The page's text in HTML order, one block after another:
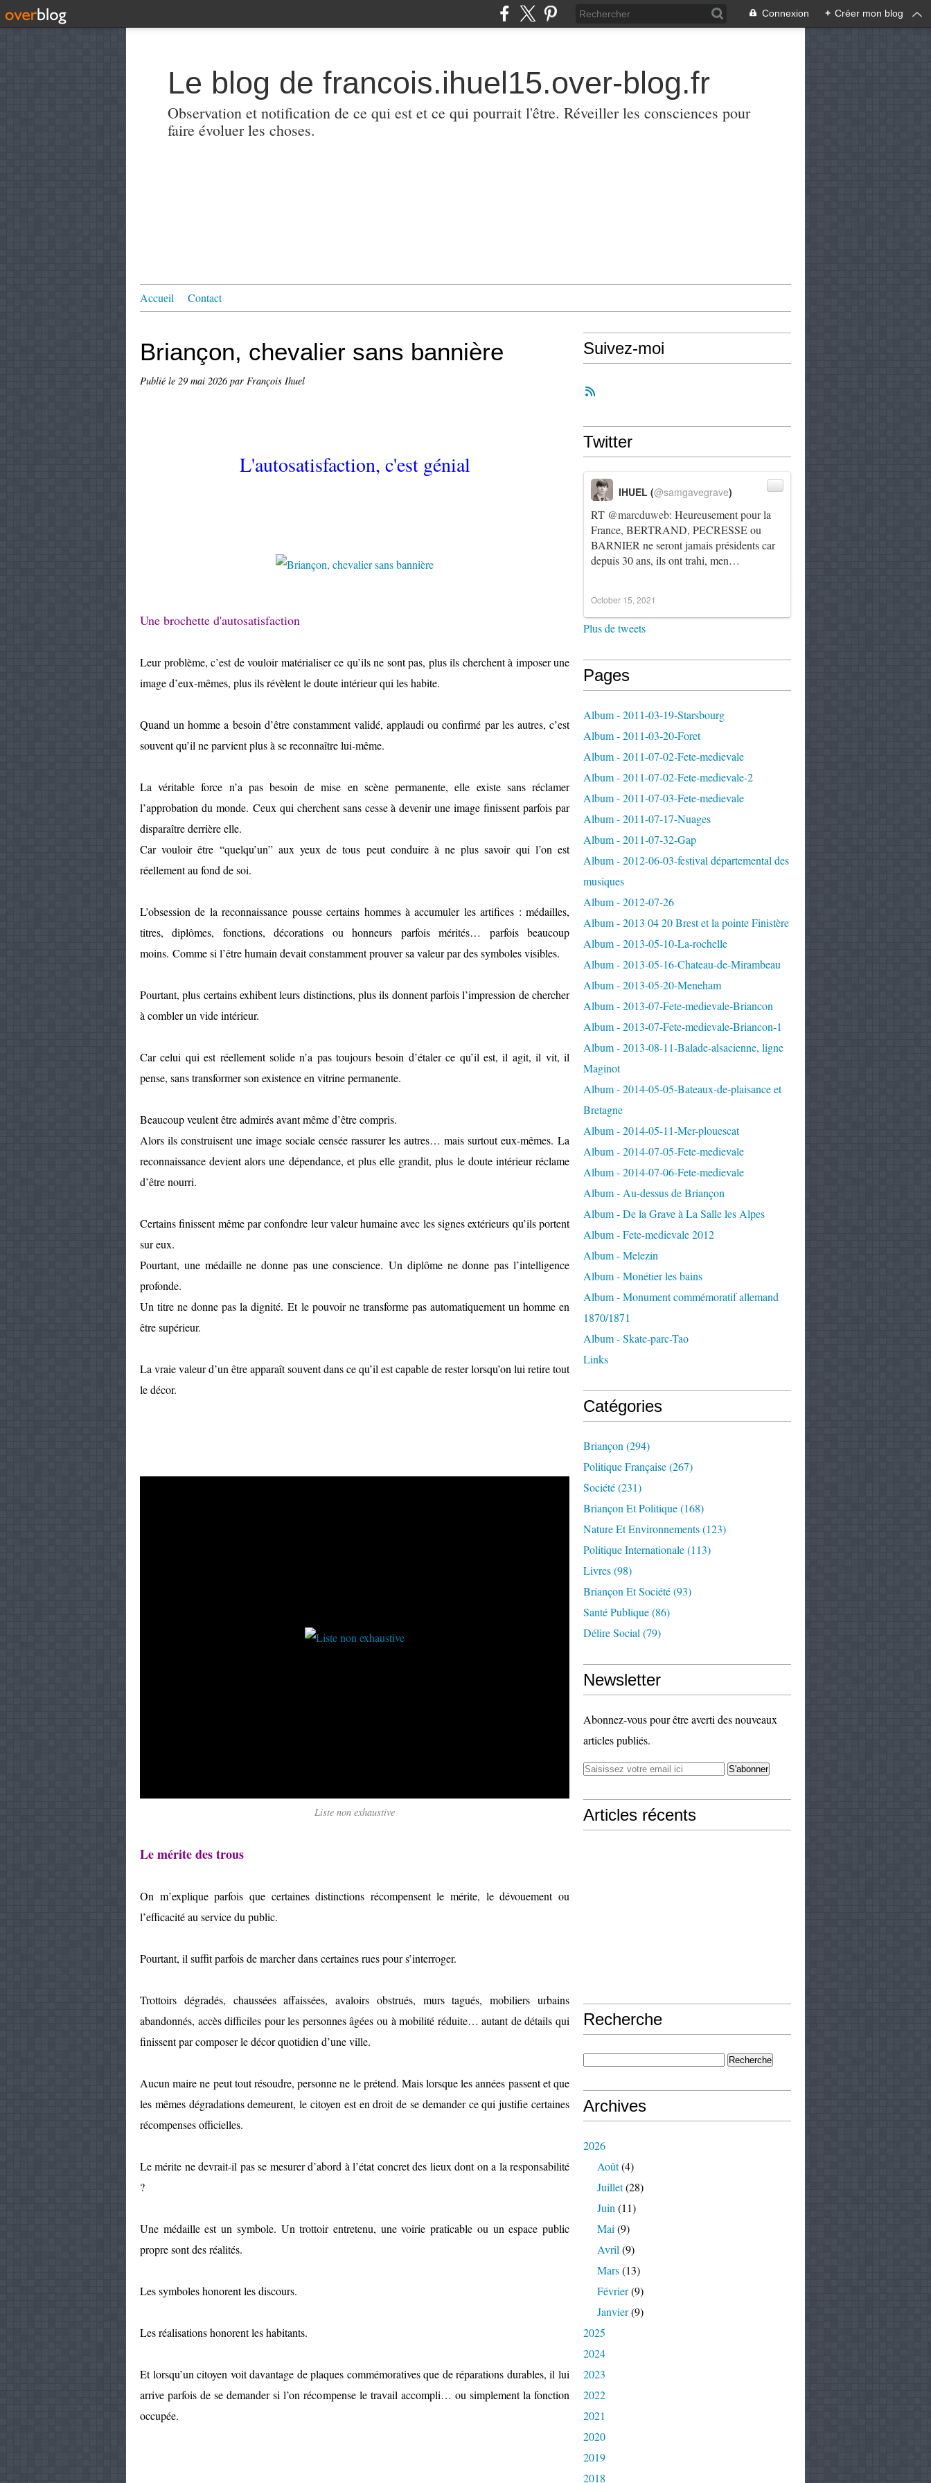
Connexion + Créer mon blog
Le blog de francois.ihuel15.over-blog.fr
Observation et notification de ce qui est et ce qui pourrait l'être. Réveiller les consciences pour
faire évoluer les choses.
Accueil Contact
Briançon, chevalier sans bannière
Publié le 29 mai 2026par François Ihuel
L'autosatisfaction, c'est génial
Une brochette d'autosatisfaction
Leur problème, c’est de vouloir matérialiser ce qu’ils ne sont pas, plus ils cherchent à imposer une
image d’eux-mêmes, plus ils révèlent le doute intérieur qui les habite.
Quand un homme a besoin d’être constamment validé, applaudi ou confirmé par les autres, c’est
souvent qu’il ne parvient plus à se reconnaître lui-même.
La véritable force n’a pas besoin de mise en scène permanente, elle existe sans réclamer
l’approbation du monde. Ceux qui cherchent sans cesse à devenir une image finissent parfois par
disparaître derrière elle.
Car vouloir être “quelqu’un” aux yeux de tous peut conduire à ne plus savoir qui l’on est
réellement au fond de soi.
L’obsession de la reconnaissance pousse certains hommes à accumuler les artifices : médailles,
titres, diplômes, fonctions, décorations ou honneurs parfois mérités… parfois beaucoup
moins. Comme si l’être humain devait constamment prouver sa valeur par des symboles visibles.
Pourtant, plus certains exhibent leurs distinctions, plus ils donnent parfois l’impression de chercher
à combler un vide intérieur.
Car celui qui est réellement solide n’a pas toujours besoin d’étaler ce qu’il est, il agit, il vit, il
pense, sans transformer son existence en vitrine permanente.
Beaucoup veulent être admirés avant même d’être compris.
Alors ils construisent une image sociale censée rassurer les autres… mais surtout eux-mêmes. La
reconnaissance devient alors une dépendance, et plus elle grandit, plus le doute intérieur réclame
d’être nourri.
Certains finissent même par confondre leur valeur humaine avec les signes extérieurs qu’ils portent
sur eux.
Pourtant, une médaille ne donne pas une conscience. Un diplôme ne donne pas l’intelligence
profonde.
Un titre ne donne pas la dignité. Et le pouvoir ne transforme pas automatiquement un homme en
être supérieur.
La vraie valeur d’un être apparaît souvent dans ce qu’il est capable de rester lorsqu’on lui retire tout
le décor.
Liste non exhaustive
Le mérite des trous
On m’explique parfois que certaines distinctions récompensent le mérite, le dévouement ou
l’efficacité au service du public.
Pourtant, il suffit parfois de marcher dans certaines rues pour s’interroger.
Trottoirs dégradés, chaussées affaissées, avaloirs obstrués, murs tagués, mobiliers urbains
abandonnés, accès difficiles pour les personnes âgées ou à mobilité réduite… autant de détails qui
finissent par composer le décor quotidien d’une ville.
Aucun maire ne peut tout résoudre, personne ne le prétend. Mais lorsque les années passent et que
les mêmes dégradations demeurent, le citoyen est en droit de se demander ce qui justifie certaines
récompenses officielles.
Le mérite ne devrait-il pas se mesurer d’abord à l’état concret des lieux dont on a la responsabilité
?
Une médaille est un symbole. Un trottoir entretenu, une voirie praticable ou un espace public
propre sont des réalités.
Les symboles honorent les discours.
Les réalisations honorent les habitants.
Et lorsqu’un citoyen voit davantage de plaques commémoratives que de réparations durables, il lui
arrive parfois de se demander si l’on récompense le travail accompli… ou simplement la fonction
occupée.
Suivez-moi
Twitter
RT @marcduweb: Heureusement pour la
France, BERTRAND, PECRESSE ou
BARNIER ne seront jamais présidents car
depuis 30 ans, ils ont trahi, men…
IHUEL (@samgavegrave)
October 15, 2021
Plus de tweets
Pages
Album - 2011-03-19-Starsbourg
Album - 2011-03-20-Foret
Album - 2011-07-02-Fete-medievale
Album - 2011-07-02-Fete-medievale-2
Album - 2011-07-03-Fete-medievale
Album - 2011-07-17-Nuages
Album - 2011-07-32-Gap
Album - 2012-06-03-festival départemental des
musiques
Album - 2012-07-26
Album - 2013 04 20 Brest et la pointe Finistère
Album - 2013-05-10-La-rochelle
Album - 2013-05-16-Chateau-de-Mirambeau
Album - 2013-05-20-Meneham
Album - 2013-07-Fete-medievale-Briancon
Album - 2013-07-Fete-medievale-Briancon-1
Album - 2013-08-11-Balade-alsacienne, ligne
Maginot
Album - 2014-05-05-Bateaux-de-plaisance et
Bretagne
Album - 2014-05-11-Mer-plouescat
Album - 2014-07-05-Fete-medievale
Album - 2014-07-06-Fete-medievale
Album - Au-dessus de Briançon
Album - De la Grave à La Salle les Alpes
Album - Fete-medievale 2012
Album - Melezin
Album - Monétier les bains
Album - Monument commémoratif allemand
1870/1871
Album - Skate-parc-Tao
Links
Catégories
Briançon (294)
Politique Française(267)
Société(231)
Briançon Et Politique(168)
Nature Et Environnements(123)
Politique Internationale(113)
Livres(98)
Briançon Et Société(93)
Santé Publique(86)
Délire Social (79)
Newsletter
Abonnez-vous pour être averti des nouveaux
articles publiés.
Articles récents
Recherche
Archives
2026
Août(4)
Juillet(28)
Juin (11)
Mai (9)
Avril (9)
Mars(13)
Février(9)
Janvier(9)
2025
2024
2023
2022
2021
2020
2019
2018